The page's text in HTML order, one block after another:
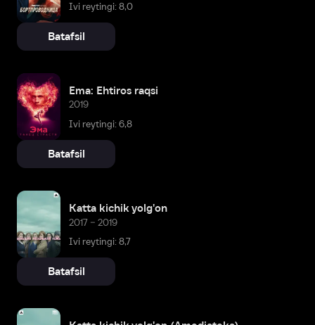
Ivi reytingi: 8,0
Batafsil
Ema: Ehtiros raqsi
2019
Ivi reytingi: 6,8
Batafsil
Katta kichik yolg'on
2017 – 2019
Ivi reytingi: 8,7
Batafsil